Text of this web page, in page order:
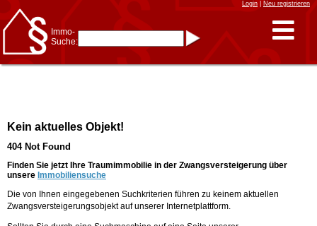
Login| Neu registrieren
Immo-
Suche:
* Suche verfeinern durch
Kombinieren
Frankfurt/Oder
am Main
Immobiliensuche
nach Kreis
nach Amtsgericht
Kein aktuelles Objekt!
404 Not Found
Finden Sie jetzt Ihre Traumimmobilie in der Zwangsversteigerung über
unsere Immobiliensuche
Die von Ihnen eingegebenen Suchkriterien führen zu keinem aktuellen
Zwangsversteigerungsobjekt auf unserer Internetplattform.